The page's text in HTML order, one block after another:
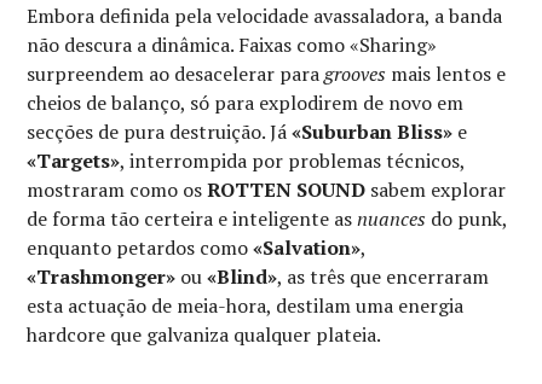
Embora definida pela velocidade avassaladora, a banda
não descura a dinâmica. Faixas como «Sharing»
surpreendem ao desacelerar paragrooves mais lentos e
cheios de balanço, só para explodirem de novo em
secções de pura destruição. Já«Suburban Bliss» e
«Targets», interrompida por problemas técnicos,
mostraram como osROTTEN SOUND sabem explorar
de forma tão certeira e inteligente asnuances do punk,
enquanto petardos como«Salvation»,
«Trashmonger» ou«Blind», as três que encerraram
esta actuação de meia-hora, destilam uma energia
hardcore que galvaniza qualquer plateia.